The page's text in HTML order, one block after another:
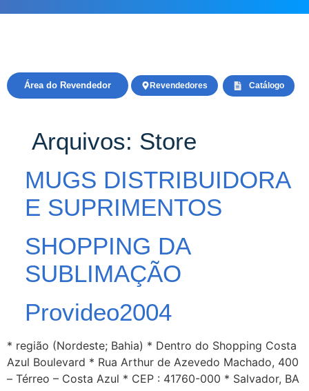
Catálogo
Revendedores
Área do Revendedor
Arquivos: Store
MUGS DISTRIBUIDORA
E SUPRIMENTOS
SHOPPING DA
SUBLIMAÇÃO
Provideo2004
* região (Nordeste; Bahia) * Dentro do Shopping Costa
Azul Boulevard * Rua Arthur de Azevedo Machado, 400
– Térreo – Costa Azul * CEP : 41760-000 * Salvador, BA